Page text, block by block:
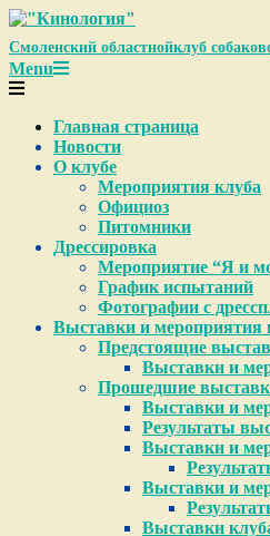
Skip
to
content
Смоленский областнойклуб
Primary
Navigation
Menu
Главная страница
Новости
О клубе
Мероприятия клуба
Официоз
Питомники
Дрессировка
Мероприятие “Я и
График испытаний
Фотографии с
Выставки и мероприятия
Предстоящие
Выставки и
Прошедшие
Выставки и
Результаты
Выставки и
Выставки и
Выставки